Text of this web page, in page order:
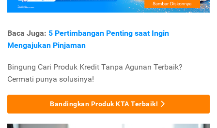
Baca Juga: 5 Pertimbangan Penting saat Ingin
Mengajukan Pinjaman
Bingung Cari Produk Kredit Tanpa Agunan Terbaik?
Cermati punya solusinya!
Bandingkan Produk KTA Terbaik!